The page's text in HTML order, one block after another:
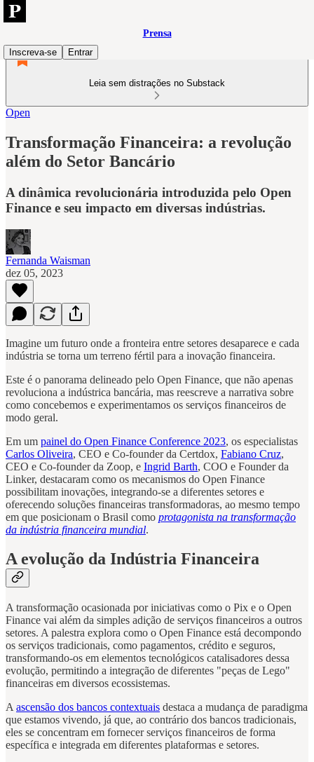
Prensa
Inscreva-se
Entrar
Leia sem distrações no Substack
Open
Transformação Financeira: a revolução
além do Setor Bancário
A dinâmica revolucionária introduzida pelo Open
Finance e seu impacto em diversas indústrias.
Fernanda Waisman
dez 05, 2023
Imagine um futuro onde a fronteira entre setores desaparece e cada
indústria se torna um terreno fértil para a inovação financeira.
Este é o panorama delineado pelo Open Finance, que não apenas
revoluciona a indústrica bancária, mas reescreve a narrativa sobre
como concebemos e experimentamos os serviços financeiros de
modo geral.
Em um painel do Open Finance Conference 2023, os especialistas
Carlos Oliveira, CEO e Co-founder da Certdox, Fabiano Cruz,
CEO e Co-founder da Zoop, e Ingrid Barth, COO e Founder da
Linker, destacaram como os mecanismos do Open Finance
possibilitam inovações, integrando-se a diferentes setores e
oferecendo soluções financeiras transformadoras, ao mesmo tempo
em que posicionam o Brasil como protagonista na transformação
da indústria financeira mundial.
A evolução da Indústria Financeira
A transformação ocasionada por iniciativas como o Pix e o Open
Finance vai além da simples adição de serviços financeiros a outros
setores. A palestra explora como o Open Finance está decompondo
os serviços tradicionais, como pagamentos, crédito e seguros,
transformando-os em elementos tecnológicos catalisadores dessa
evolução, permitindo a integração de diferentes "peças de Lego"
financeiras em diversos ecossistemas.
A ascensão dos bancos contextuais destaca a mudança de paradigma
que estamos vivendo, já que, ao contrário dos bancos tradicionais,
eles se concentram em fornecer serviços financeiros de forma
específica e integrada em diferentes plataformas e setores.